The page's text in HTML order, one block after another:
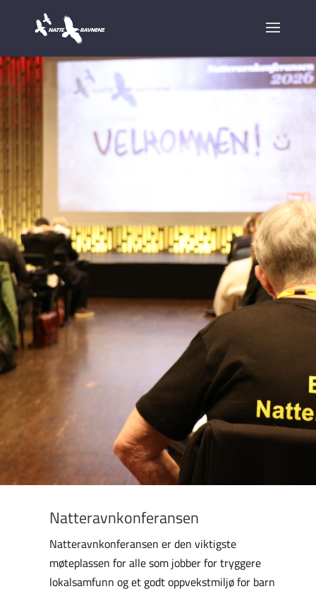
Natteravnkonferansen
Natteravnkonferansen er den viktigste
møteplassen for alle som jobber for tryggere
lokalsamfunn og et godt oppvekstmiljø for barn